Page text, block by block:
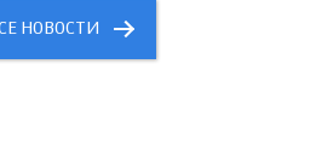
НОВОСТИ